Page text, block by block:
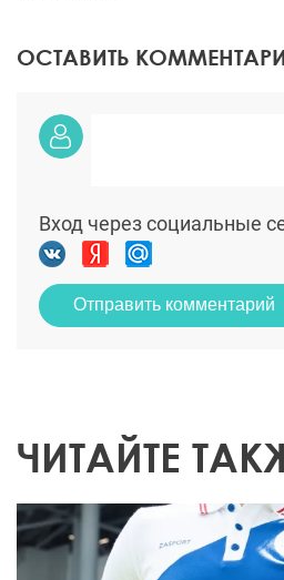
ОСТАВИТЬ
Вход через социальные
Отправить комментарий
ЧИТАЙТЕ